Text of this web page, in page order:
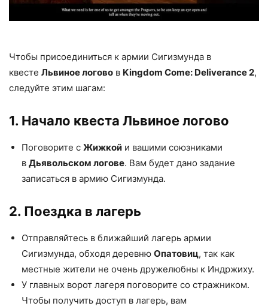
Чтобы присоединиться к армии Сигизмунда в
квесте Львиное логово в Kingdom Come: Deliverance 2,
следуйте этим шагам:
1. Начало квеста Львиное логово
Поговорите с Жижкой и вашими союзниками
в Дьявольском логове. Вам будет дано задание
записаться в армию Сигизмунда.
2. Поездка в лагерь
Отправляйтесь в ближайший лагерь армии
Сигизмунда, обходя деревню Опатовиц, так как
местные жители не очень дружелюбны к Индржиху.
У главных ворот лагеря поговорите со стражником.
Чтобы получить доступ в лагерь, вам